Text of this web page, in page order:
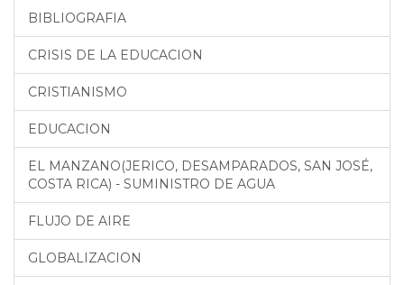
BIBLIOGRAFIA
CRISIS DE LA EDUCACION
CRISTIANISMO
EDUCACION
EL MANZANO(JERICO, DESAMPARADOS, SAN JOSÉ,
COSTA RICA) - SUMINISTRO DE AGUA
FLUJO DE AIRE
GLOBALIZACION